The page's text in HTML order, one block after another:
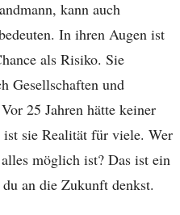
kann auch
In ihren Augen ist
als Risiko. Sie
Gesellschaften und
25 Jahren hätte keiner
sie Realität für viele. Wer
möglich ist? Das ist ein
an die Zukunft denkst.